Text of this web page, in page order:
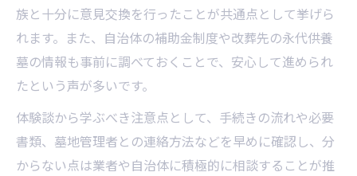
族と十分に意見交換を行ったことが共通点として挙げら
れます。また、自治体の補助金制度や改葬先の永代供養
墓の情報も事前に調べておくことで、安心して進められ
たという声が多いです。
体験談から学ぶべき注意点として、手続きの流れや必要
書類、墓地管理者との連絡方法などを早めに確認し、分
からない点は業者や自治体に積極的に相談することが推